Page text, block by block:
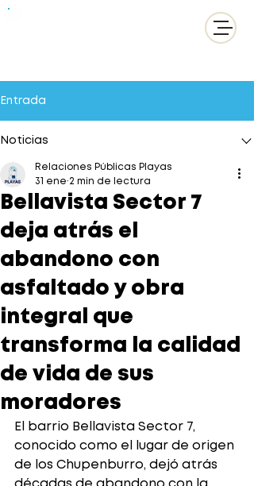
Entrada
Noticias
Bellavista Sector 7
deja atrás el
abandono con
asfaltado y obra
integral que
transforma la calidad
de vida de sus
moradores
Relaciones Públicas Playas
31 ene 2 min de lectura
El barrio Bellavista Sector 7,
conocido como el lugar de origen
de los Chupenburro, dejó atrás